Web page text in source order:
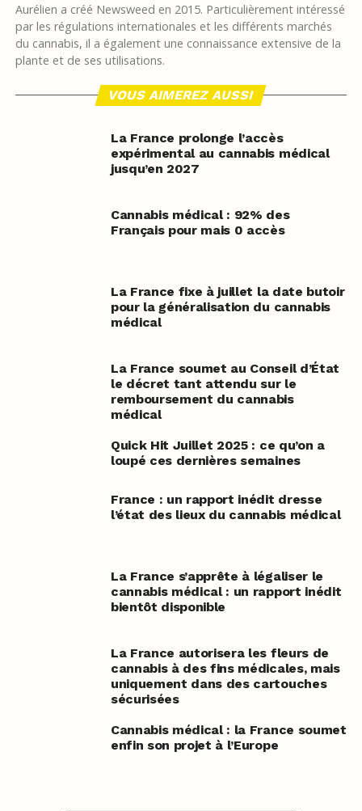
Aurélien a créé Newsweed en 2015. Particulièrement intéressé
par les régulations internationales et les différents marchés
du cannabis, il a également une connaissance extensive de la
plante et de ses utilisations.
VOUS AIMEREZ AUSSI
La France prolonge l’accès
expérimental au cannabis médical
jusqu’en 2027
Cannabis médical : 92% des
Français pour mais 0 accès
La France fixe à juillet la date butoir
pour la généralisation du cannabis
médical
La France soumet au Conseil d’État
le décret tant attendu sur le
remboursement du cannabis
médical
Quick Hit Juillet 2025 : ce qu’on a
loupé ces dernières semaines
France : un rapport inédit dresse
l’état des lieux du cannabis médical
La France s’apprête à légaliser le
cannabis médical : un rapport inédit
bientôt disponible
La France autorisera les fleurs de
cannabis à des fins médicales, mais
uniquement dans des cartouches
sécurisées
Cannabis médical : la France soumet
enfin son projet à l’Europe